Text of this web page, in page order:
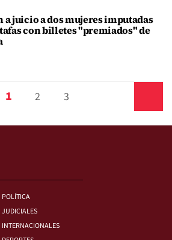
a juicio a dos mujeres imputadas
con billetes "premiados" de
1 2 3
POLÍTICA
JUDICIALES
INTERNACIONALES